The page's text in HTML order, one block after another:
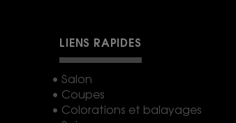
LIENS RAPIDES
• Salon
• Coupes
• Colorations et balayages